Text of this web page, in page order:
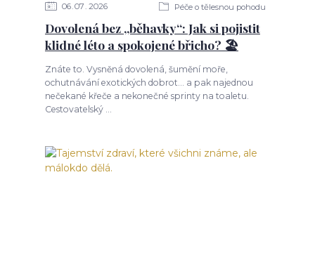
06 07 2026 Péče o tělesnou pohodu
Dovolená bez „běhavky“: Jak si pojistit
klidné léto a spokojené břicho? 🏖️
Znáte to. Vysněná dovolená, šumění moře,
ochutnávání exotických dobrot... a pak najednou
nečekané křeče a nekonečné sprinty na toaletu.
Cestovatelský ...